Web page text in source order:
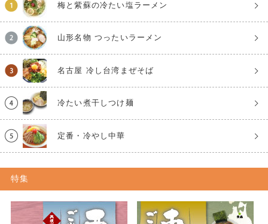
梅と紫蘇の冷たい塩ラーメン
山形名物 つったいラーメン
名古屋 冷し台湾まぜそば
冷たい煮干しつけ麺
定番・冷やし中華
特集